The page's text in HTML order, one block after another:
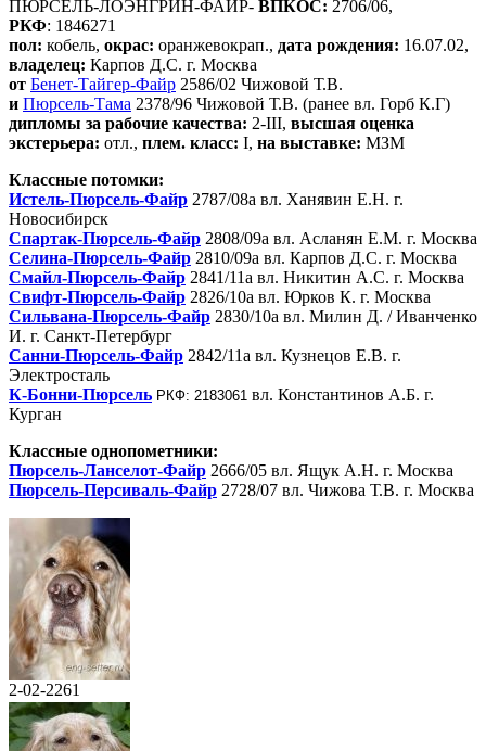
ПЮРСЕЛЬ-ЛОЭНГРИН-ФАЙР- ВПКОС: 2706/06,
РКФ: 1846271
пол: кобель, окрас: оранжевокрап., дата рождения: 16.07.02,
владелец: Карпов Д.С. г. Москва
от Бенет-Тайгер-Файр 2586/02 Чижовой Т.В.
и Пюрсель-Тама 2378/96 Чижовой Т.В. (ранее вл. Горб К.Г)
дипломы за рабочие качества: 2-III, высшая оценка
экстерьера: отл., плем. класс: I, на выставке: МЗМ
Классные потомки:
Истель-Пюрсель-Файр 2787/08а вл. Ханявин Е.Н. г.
Новосибирск
Спартак-Пюрсель-Файр 2808/09а вл. Асланян Е.М. г. Москва
Селина-Пюрсель-Файр 2810/09а вл. Карпов Д.С. г. Москва
Смайл-Пюрсель-Файр 2841/11а вл. Никитин А.С. г. Москва
Свифт-Пюрсель-Файр 2826/10а вл. Юрков К. г. Москва
Сильвана-Пюрсель-Файр 2830/10а вл. Милин Д. / Иванченко
И. г. Санкт-Петербург
Санни-Пюрсель-Файр 2842/11а вл. Кузнецов Е.В. г.
Электросталь
К-Бонни-Пюрсель РКФ: 2183061 вл. Константинов А.Б. г.
Курган
Классные однопометники:
Пюрсель-Ланселот-Файр 2666/05 вл. Ящук А.Н. г. Москва
Пюрсель-Персиваль-Файр 2728/07 вл. Чижова Т.В. г. Москва
2-02-2261